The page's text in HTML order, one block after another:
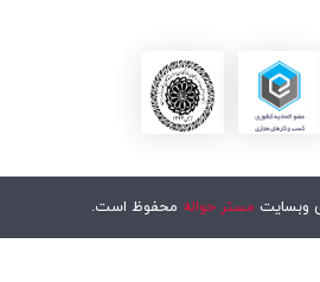
وبسایت مستر حواله محفوظ است.